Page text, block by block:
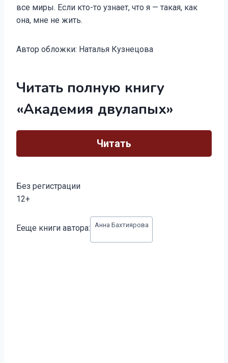
все миры. Если кто-то узнает, что я — такая, как
она, мне не жить.
Автор обложки: Наталья Кузнецова
Читать полную книгу
«Академия двулапых»
Читать
Без регистрации
12+
записи:
Ееще книги автора: Анна Бахтиярова